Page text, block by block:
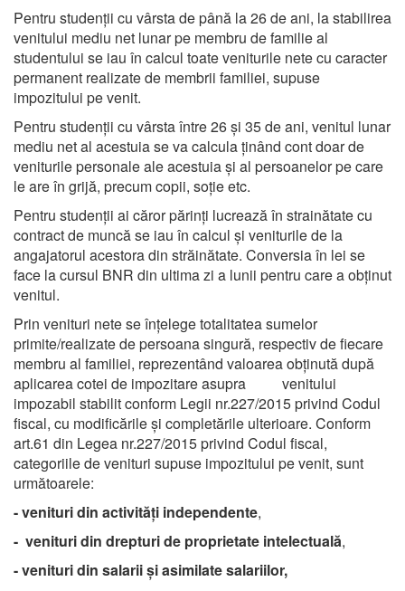
Pentru studenții cu vârsta de până la 26 de ani, la stabilirea
venitului mediu net lunar pe membru de familie al
studentului se iau în calcul toate veniturile nete cu caracter
permanent realizate de membrii familiei, supuse
impozitului pe venit.
Pentru studenţii cu vârsta între 26 şi 35 de ani, venitul lunar
mediu net al acestuia se va calcula ţinând cont doar de
veniturile personale ale acestuia şi al persoanelor pe care
le are în grijă, precum copii, soţie etc.
Pentru studenții ai căror părinți lucrează în strainătate cu
contract de muncă se iau în calcul și veniturile de la
angajatorul acestora din străinătate. Conversia în lei se
face la cursul BNR din ultima zi a lunii pentru care a obținut
venitul.
Prin venituri nete se înțelege totalitatea sumelor
primite/realizate de persoana singură, respectiv de fiecare
membru al familiei, reprezentând valoarea obținută după
aplicarea cotei de impozitare asupra venitului
impozabil stabilit conform Legii nr.227/2015 privind Codul
fiscal, cu modificările și completările ulterioare. Conform
art.61 din Legea nr.227/2015 privind Codul fiscal,
categoriile de venituri supuse impozitului pe venit, sunt
următoarele:
- venituri din activităţi independente,
- venituri din drepturi de proprietate intelectuală,
- venituri din salarii şi asimilate salariilor,